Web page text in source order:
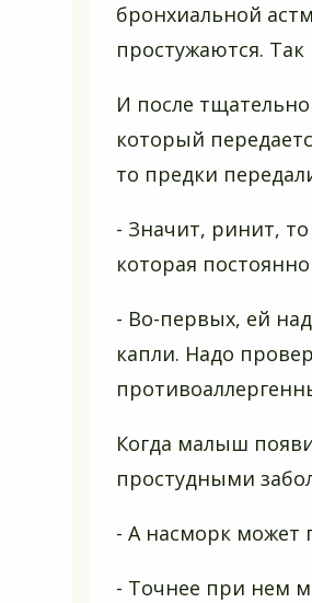
бронхиальной
простужаются.
И после
который
то предки
- Значит, ринит,
которая постоянно
- Во-первых, ей
капли. Надо
Когда малыш
простудными
- А насморк может
- Точнее при нем